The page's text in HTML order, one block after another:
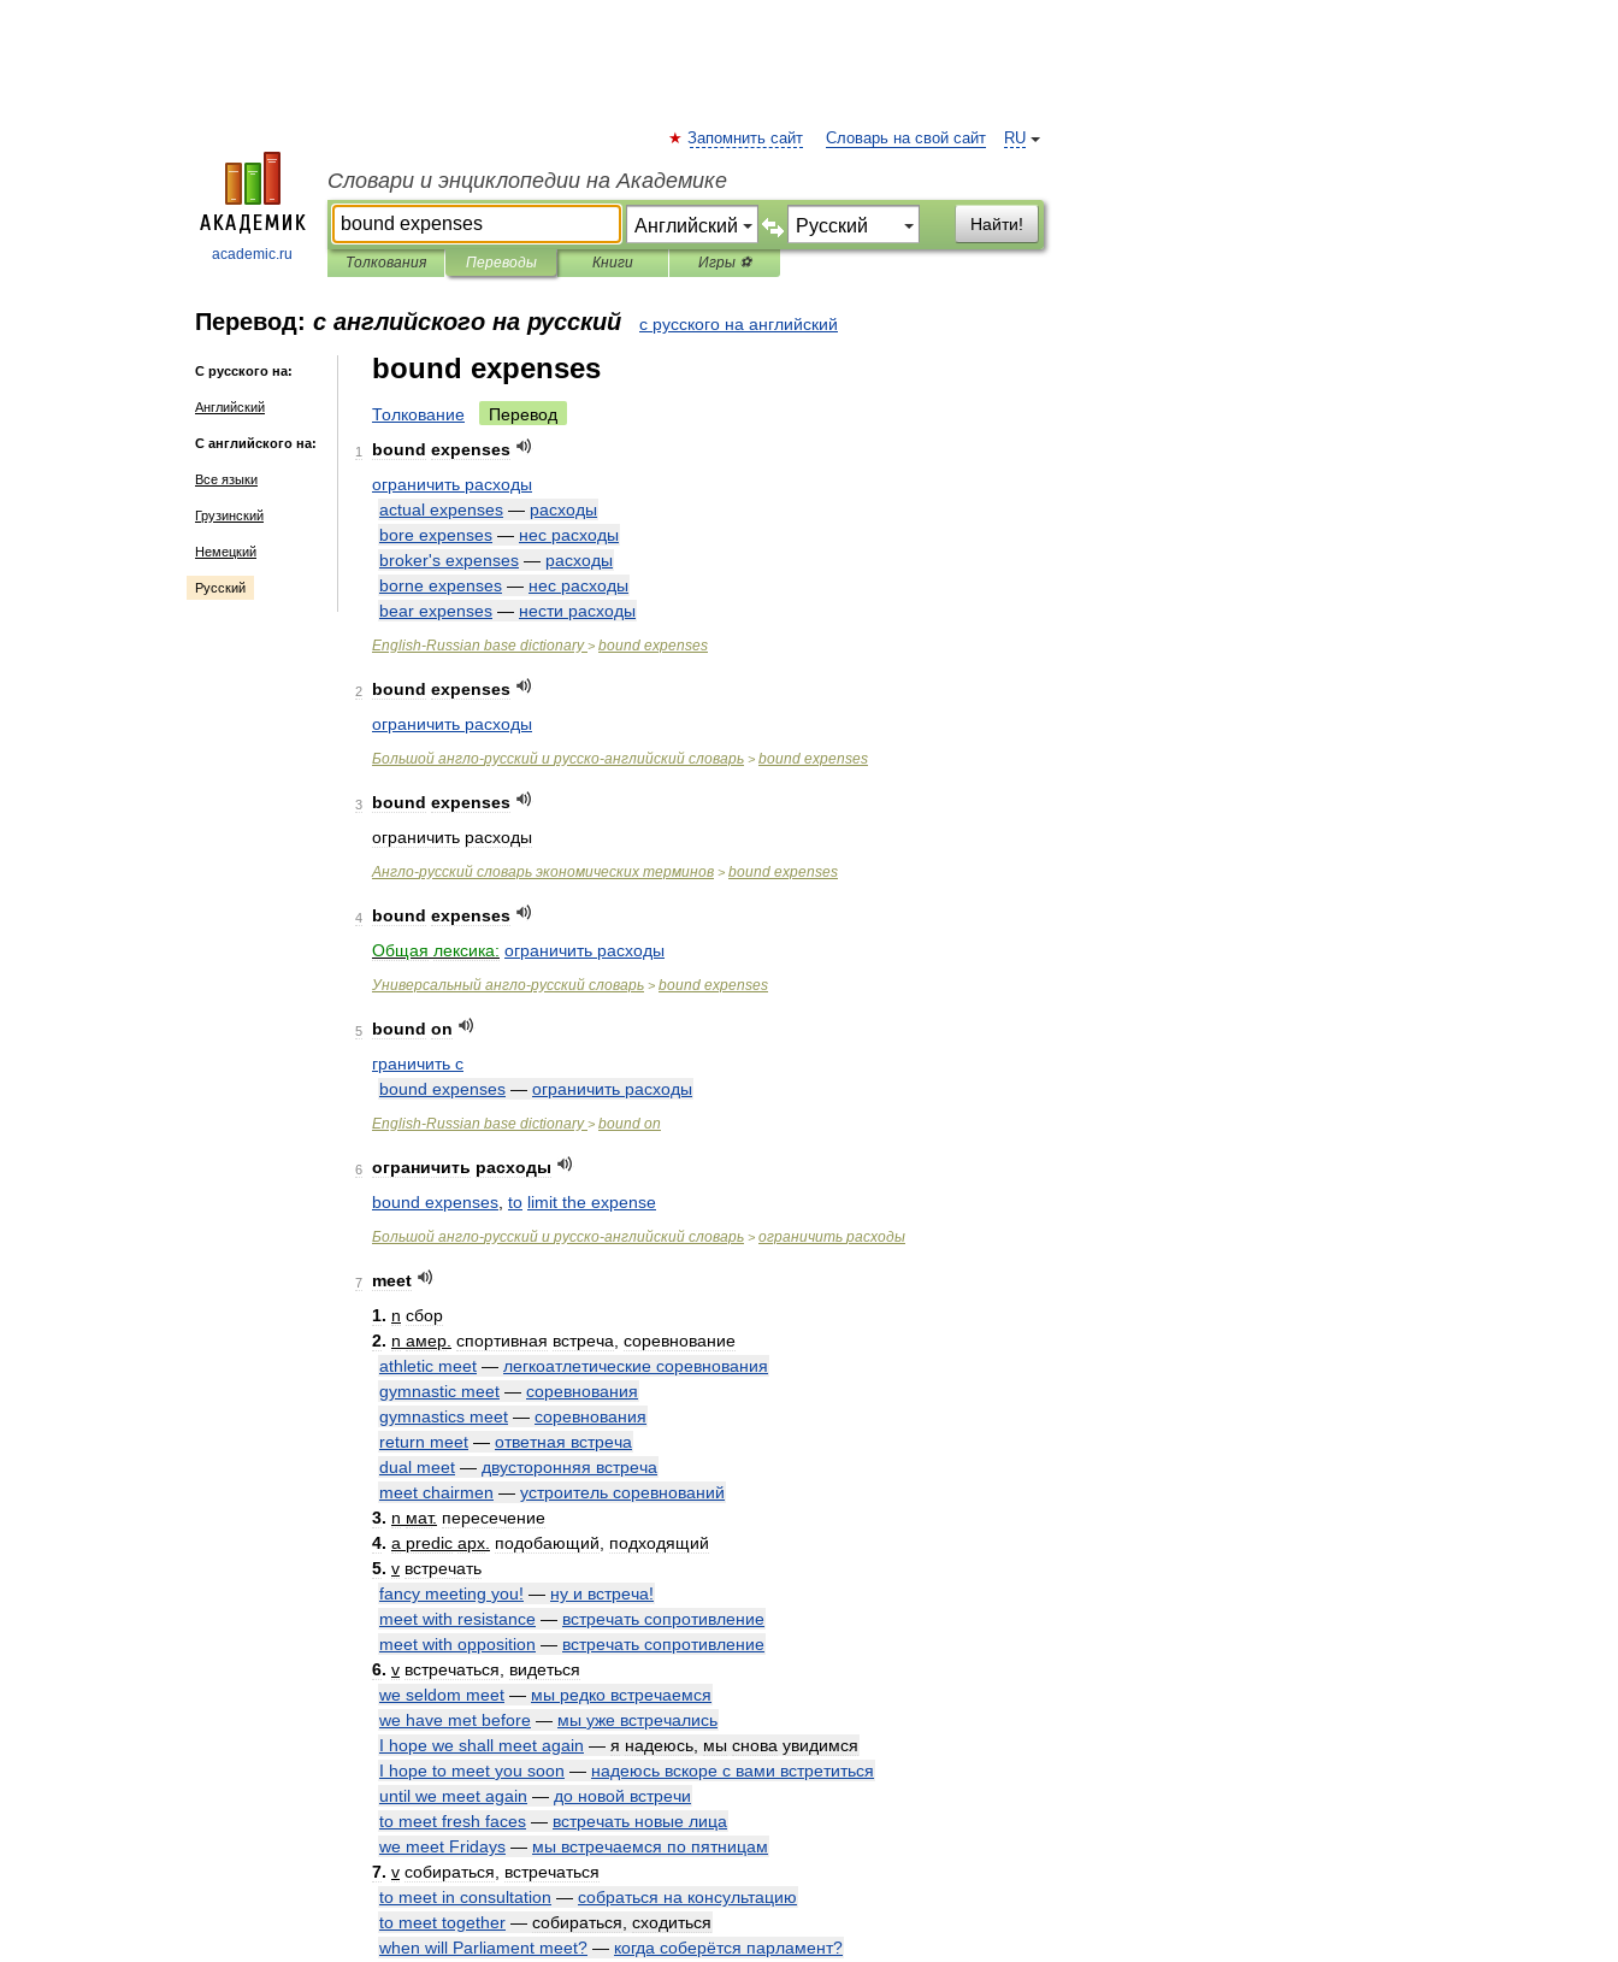
academic.ru
RU
Запомнить сайт Словарь на свой сайт
Словари и энциклопедии на Академике
Найти!
Толкования Переводы Книги Игры ⚽
Перевод: с английского на русский с русского на английский
С русского на:
Английский
С английского на:
Все языки
Грузинский
Немецкий
Русский
bound expenses
Толкование Перевод
1 bound expenses
ограничить расходы
actual expenses — расходы
bore expenses — нес расходы
broker's expenses — расходы
borne expenses — нес расходы
bear expenses — нести расходы
English-Russian base dictionary > bound expenses
2 bound expenses
ограничить расходы
Большой англо-русский и русско-английский словарь > bound expenses
3 bound expenses
ограничить расходы
Англо-русский словарь экономических терминов > bound expenses
4 bound expenses
Общая лексика: ограничить расходы
Универсальный англо-русский словарь > bound expenses
5 bound on
граничить с
bound expenses — ограничить расходы
English-Russian base dictionary > bound on
6 ограничить расходы
bound expenses to limit the expense
Большой англо-русский и русско-английский словарь > ограничить расходы
7
meet
1. n сбор
2. n амер спортивная встреча соревнование
athletic meet — легкоатлетические соревнования
gymnastic meet — соревнования
gymnastics meet — соревнования
return meet — ответная встреча
dual meet — двусторонняя встреча
meet chairmen — устроитель соревнований
3. n мат. пересечение
4. a predic арх подобающий
подходящий
5. v встречать
fancy meeting you! — ну и встреча!
meet with resistance — встречать сопротивление
meet with opposition — встречать сопротивление
6. v встречаться
видеться
we seldom meet — мы редко встречаемся
we have met before — мы уже встречались
I hope we shall meet again — я надеюсь мы снова увидимся
I hope to meet you soon — надеюсь вскоре с вами встретиться
until we meet again — до новой встречи
to meet fresh faces — встречать новые лица
we meet Fridays — мы встречаемся по пятницам
7. v собираться
встречаться
to meet in consultation — собраться на консультацию
to meet together — собираться сходиться
when will Parliament meet? — когда соберётся парламент?